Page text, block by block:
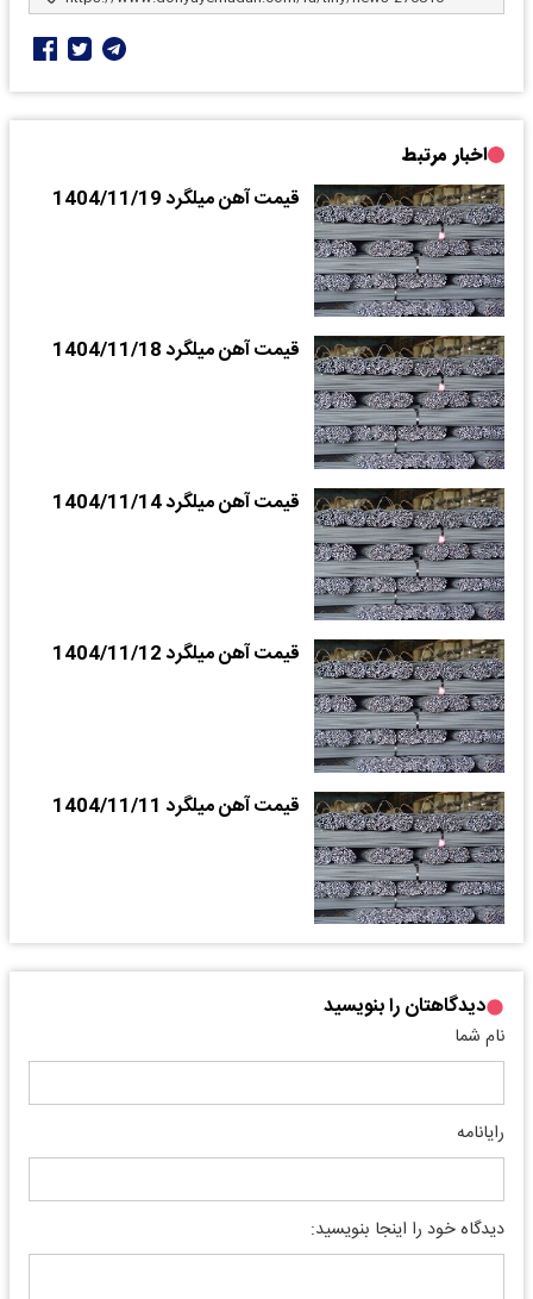
اخبار مرتبط
قیمت آهن میلگرد 1404/11/19
قیمت آهن میلگرد 1404/11/18
قیمت آهن میلگرد 1404/11/14
قیمت آهن میلگرد 1404/11/12
قیمت آهن میلگرد 1404/11/11
دیدگاهتان را بنویسید
نام شما
رایانامه
دیدگاه خود را اینجا بنویسید: